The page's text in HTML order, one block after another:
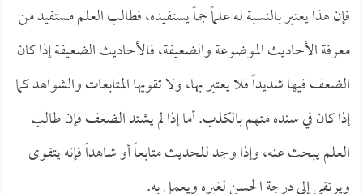
فإن هذا يعتبر بالنسبة له علماً جماً يستفيده، فطالب العلم مستفيد من
معرفة الأحاديث الموضوعة والضعيفة، فالأحاديث الضعيفة إذا كان
الضعف فيها شديداً فلا يعتبر بها، ولا تقويها المتابعات والشواهد كما
إذا كان في سنده متهم بالكذب. أما إذا لم يشتد الضعف فإن طالب
العلم يبحث عنه، وإذا وجد للحديث متابعاً أو شاهداً فإنه يتقوى